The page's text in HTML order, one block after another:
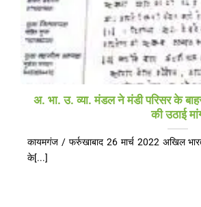
अ. भा. उ. व्या. मंडल ने मंडी परिसर के
की उठाई
कायमगंज / फर्रुखाबाद 26 मार्च 2022 अखिल
के[...]